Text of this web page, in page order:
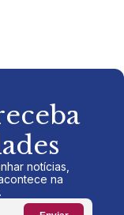
notícias,
na